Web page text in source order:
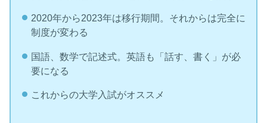
2020年から2023年は移行期間。それからは完全に
制度が変わる
国語、数学で記述式。英語も「話す、書く」が必
要になる
これからの大学入試がオススメ